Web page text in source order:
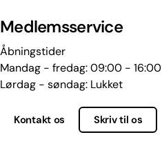
Medlemsservice
Åbningstider
Mandag - fredag: 09:00 - 16:00
Lørdag - søndag: Lukket
Kontakt os Skriv til os